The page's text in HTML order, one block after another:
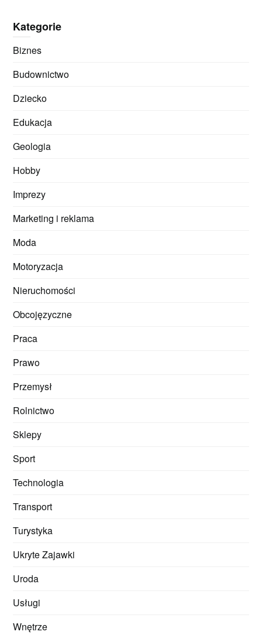
Kategorie
Biznes
Budownictwo
Dziecko
Edukacja
Geologia
Hobby
Imprezy
Marketing i reklama
Moda
Motoryzacja
Nieruchomości
Obcojęzyczne
Praca
Prawo
Przemysł
Rolnictwo
Sklepy
Sport
Technologia
Transport
Turystyka
Ukryte Zajawki
Uroda
Usługi
Wnętrze